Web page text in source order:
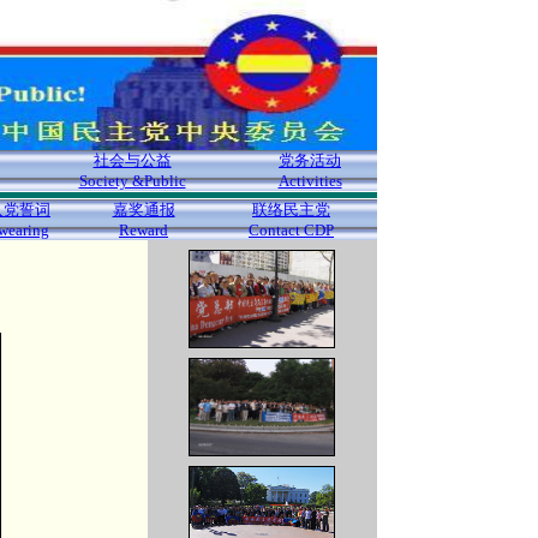
社会与公益
Society &Public
党务活动
Activities
党誓词
嘉奖通报
Reward
联络民主党
Contact CDP